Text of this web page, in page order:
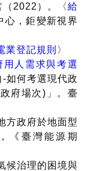
2022）。〈給
心，鉅變新視界
業登記規則 〉
用人需求與考選
如何考選現代政
府場次)」。臺
方政府於地面型
《臺灣能源期
候治理的困境與